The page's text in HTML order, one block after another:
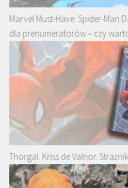
Marvel Must-Have: Spider-Man
dla prenumeratorów – czy
Thorgal. Kriss de Valnor.